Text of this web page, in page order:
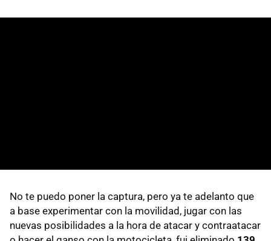
No te puedo poner la captura, pero ya te adelanto que
a base experimentar con la movilidad, jugar con las
nuevas posibilidades a la hora de atacar y contraatacar